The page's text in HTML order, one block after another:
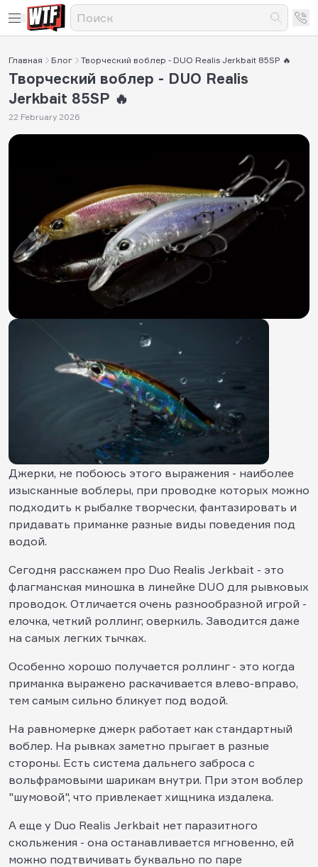
Главная Блог Творческий воблер - DUO Realis Jerkbait 85SP 🔥
Творческий воблер - DUO Realis
Jerkbait 85SP 🔥
22 February 2026
Джерки, не побоюсь этого выражения - наиболее
изысканные воблеры, при проводке которых можно
подходить к рыбалке творчески, фантазировать и
придавать приманке разные виды поведения под
водой.
Сегодня расскажем про Duo Realis Jerkbait - это
флагманская миношка в линейке DUO для рывковых
проводок. Отличается очень разнообразной игрой -
елочка, четкий роллинг, оверкиль. Заводится даже
на самых легких тычках.
Особенно хорошо получается роллинг - это когда
приманка выражено раскачивается влево-вправо,
тем самым сильно бликует под водой.
На равномерке джерк работает как стандартный
воблер. На рывках заметно прыгает в разные
стороны. Есть система дальнего заброса с
вольфрамовыми шарикам внутри. При этом воблер
"шумовой", что привлекает хищника издалека.
А еще у Duo Realis Jerkbait нет паразитного
скольжения - она останавливается мгновенно, ей
можно подтвичивать буквально по паре